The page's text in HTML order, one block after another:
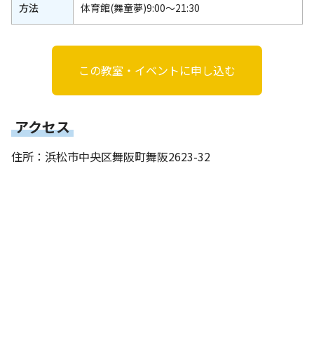
方法
体育館(舞童夢)9:00～21:30
この教室・イベントに申し込む
アクセス
住所：浜松市中央区舞阪町舞阪2623-32